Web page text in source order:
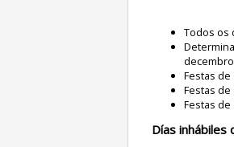
Todos os
Festas
Festas de
Festas
Días